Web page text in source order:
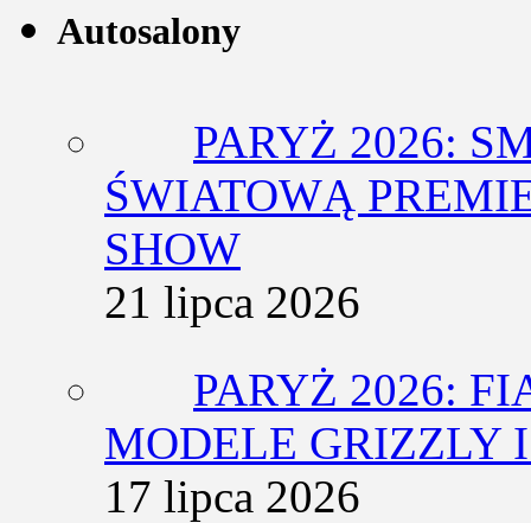
Autosalony
PARYŻ 2026:
ŚWIATOWĄ
SHOW
21 lipca 2026
PARYŻ 2026:
MODELE GRIZZLY
17 lipca 2026